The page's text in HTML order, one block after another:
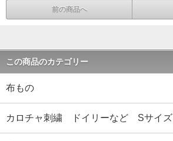
前の商品へ
この商品のカテゴリー
布もの
カロチャ刺繍 ドイリーなど Sサイズ